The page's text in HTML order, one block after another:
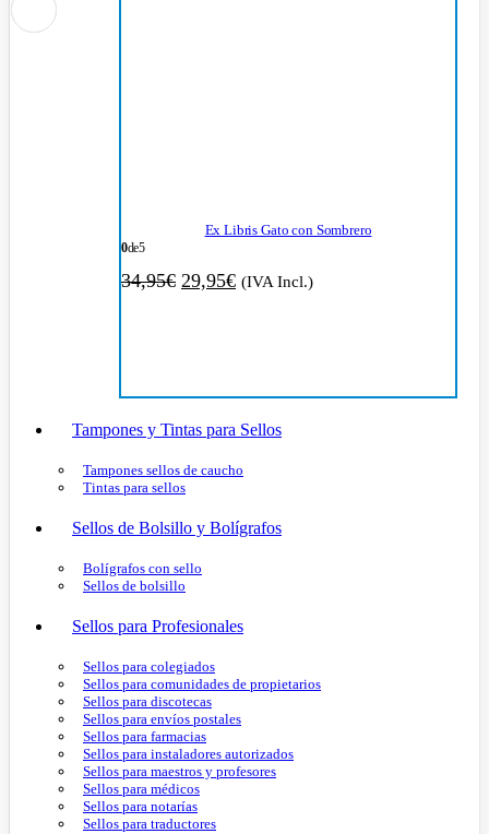
Ex Libris Gato con Sombrero
0de 5
34,95€ El
29,95€El(IVA Incl.)
Tampones y Tintas para Sellos
Tampones sellos de caucho
Tintas para sellos
Sellos de Bolsillo y Bolígrafos
Bolígrafos con sello
Sellos de bolsillo
Sellos para Profesionales
Sellos para colegiados
Sellos para comunidades de propietarios
Sellos para discotecas
Sellos para envíos postales
Sellos para farmacias
Sellos para instaladores autorizados
Sellos para maestros y profesores
Sellos para médicos
Sellos para notarías
Sellos para traductores